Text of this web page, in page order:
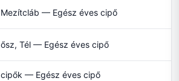
Mezítcláb — Egész éves cipő
ősz, Tél — Egész éves cipő
cipők — Egész éves cipő